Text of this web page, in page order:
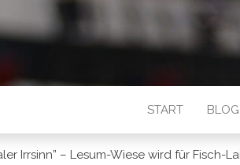
START BLOG
Irrsinn” – Lesum-Wiese wird für Fisch-